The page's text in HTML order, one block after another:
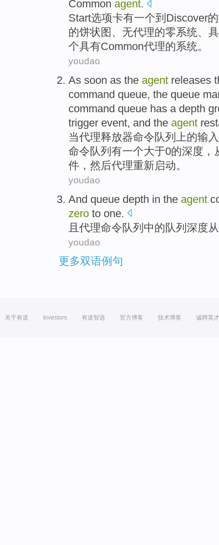
Common agent.
Start选项卡有一个到 Discover的
的饼状图 、 无代理的零系统、
个具有Common代理的系统。
youdao
As soon as the agent releases
command queue, the queue
command queue has a depth
trigger event, and the agent
当代理释放器命令队列 上的输入
命令队列 有一个大于0的深度 ，
件 ， 然后代理重新启动。
youdao
And queue depth in the agent
zero to one.
且 代理命令队列 中的 队列 深度从
youdao
更多双语例句
关于有道 Investors 有道智选 官方博客 技术博客 诚聘英才